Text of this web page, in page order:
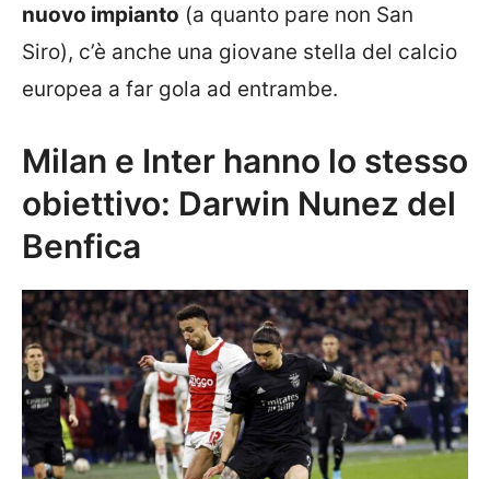
nuovo impianto (a quanto pare non San
Siro), c’è anche una giovane stella del calcio
europea a far gola ad entrambe.
Milan e Inter hanno lo stesso
obiettivo: Darwin Nunez del
Benfica